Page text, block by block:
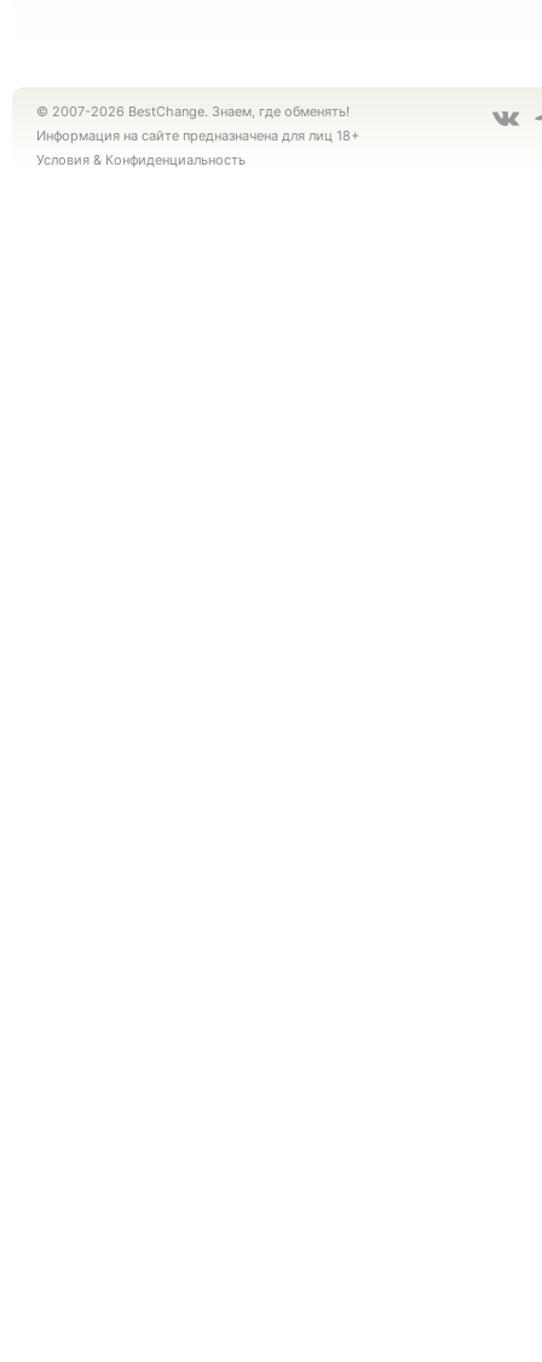
© 2007-2026 BestChange. Знаем, где обменять!
Информация на сайте предназначена для лиц 18+
Условия & Конфиденциальность